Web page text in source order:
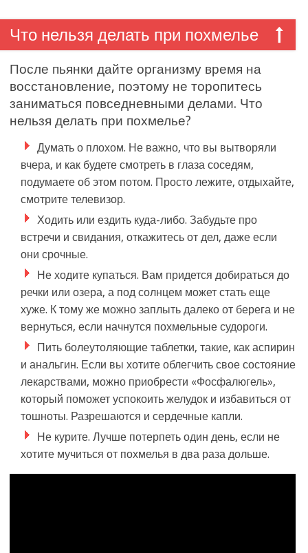
Что нельзя делать при похмелье
После пьянки дайте организму время на
восстановление, поэтому не торопитесь
заниматься повседневными делами. Что
нельзя делать при похмелье?
Думать о плохом. Не важно, что вы вытворяли
вчера, и как будете смотреть в глаза соседям,
подумаете об этом потом. Просто лежите, отдыхайте,
смотрите телевизор.
Ходить или ездить куда-либо. Забудьте про
встречи и свидания, откажитесь от дел, даже если
они срочные.
Не ходите купаться. Вам придется добираться до
речки или озера, а под солнцем может стать еще
хуже. К тому же можно заплыть далеко от берега и не
вернуться, если начнутся похмельные судороги.
Пить болеутоляющие таблетки, такие, как аспирин
и анальгин. Если вы хотите облегчить свое состояние
лекарствами, можно приобрести «Фосфалюгель»,
который поможет успокоить желудок и избавиться от
тошноты. Разрешаются и сердечные капли.
Не курите. Лучше потерпеть один день, если не
хотите мучиться от похмелья в два раза дольше.